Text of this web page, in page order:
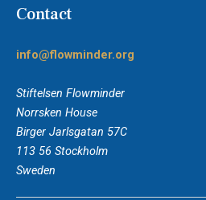
Contact
info@flowminder.org
Stiftelsen Flowminder
Norrsken House
Birger Jarlsgatan 57C
113 56 Stockholm
Sweden